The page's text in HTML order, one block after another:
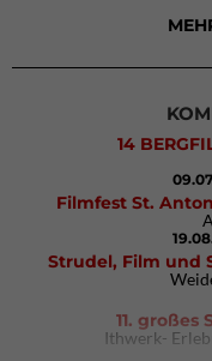
14
Filmfest St.
Strudel, Film und
11.
Ithwerk-